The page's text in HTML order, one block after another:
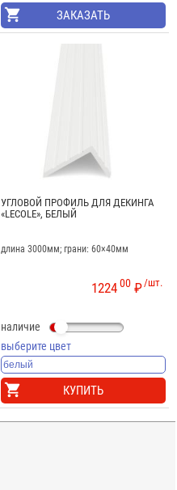
ЗАКАЗАТЬ
УГЛОВОЙ ПРОФИЛЬ ДЛЯ ДЕКИНГА
«LECOLE», БЕЛЫЙ
длина 3000мм; грани: 60×40мм
/шт.
122400 ₽
наличие
выберите цвет
КУПИТЬ